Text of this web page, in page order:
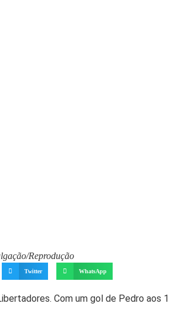
Reprodução
Twitter WhatsApp
Com um gol de Pedro aos